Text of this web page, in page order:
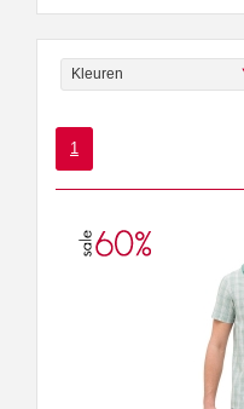
Kleuren
1